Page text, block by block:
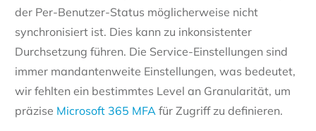
der Per-Benutzer-Status möglicherweise nicht
synchronisiert ist. Dies kann zu inkonsistenter
Durchsetzung führen. Die Service-Einstellungen sind
immer mandantenweite Einstellungen, was bedeutet,
wir fehlten ein bestimmtes Level an Granularität, um
präzise Microsoft 365 MFA für Zugriff zu definieren.